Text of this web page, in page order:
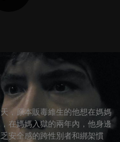
，原本販毒維生的他想在媽媽
在媽媽入獄的兩年內，他身邊
安全感的跨性別者和綁架慣